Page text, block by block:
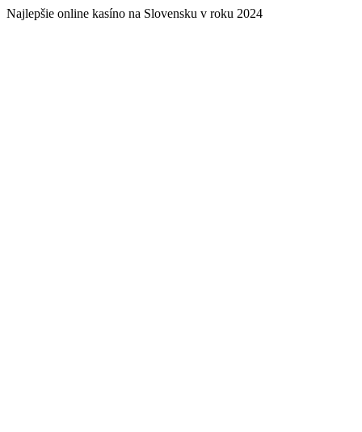
Najlepšie online kasíno na Slovensku v roku 2024